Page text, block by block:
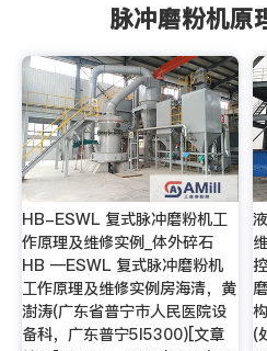
脉冲磨粉机原
HB-ESWL 复式脉冲磨粉机工
作原理及维修实例_体外碎石
HB —ESWL 复式脉冲磨粉机
工作原理及维修实例房海清，黄
澍涛(广东省普宁市人民医院设
备科，广东普宁5l5300)[文章
(